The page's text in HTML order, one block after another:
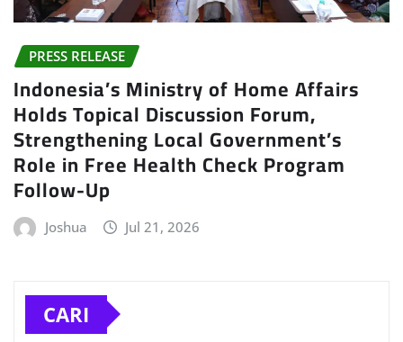
PRESS RELEASE
Indonesia’s Ministry of Home Affairs
Holds Topical Discussion Forum,
Strengthening Local Government’s
Role in Free Health Check Program
Follow-Up
Joshua Jul 21, 2026
CARI